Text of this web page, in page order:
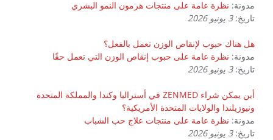
مدونة: نظرة عامة على منتجات هرمون النمو البشري
تاريخ:3 يونيو 2026
هل هناك حبوب لإنقاص الوزن تعمل بالفعل؟
مدونة: نظرة عامة على حبوب إنقاص الوزن التي تعمل حقًا
تاريخ:3 يونيو 2026
أين يمكن شراء ZENMED في أستراليا وكندا والمملكة المتحدة
ونيوزيلندا والولايات المتحدة الأمريكية؟
مدونة: نظرة عامة على منتجات علاج حب الشباب
تاريخ:3 يونيو 2026